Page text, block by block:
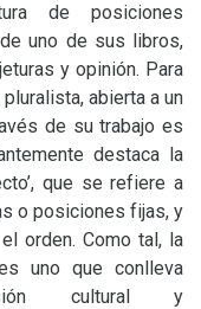
de posiciones
uno de sus libros,
y opinión. Para
abierta a un
de su trabajo es
destaca la
que se refiere a
o posiciones fijas, y
orden. Como tal, la
uno que conlleva
cultural y